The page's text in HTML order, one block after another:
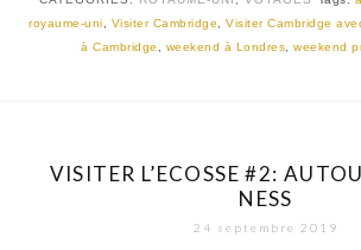
royaume-uni
Visiter Cambridge ,Visiter Cambridge
à Cambridge
weekend à Londres ,weekend
VISITER L’ECOSSE #2:
NESS
24 septembre 2019